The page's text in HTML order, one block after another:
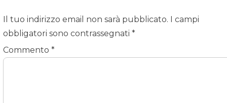
Il tuo indirizzo email non sarà pubblicato. I campi
obbligatori sono contrassegnati *
Commento *